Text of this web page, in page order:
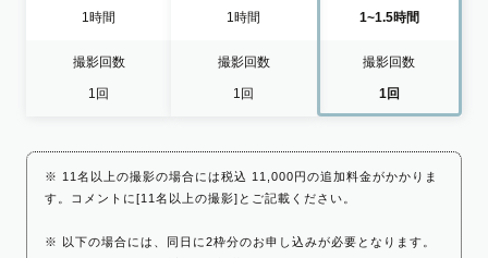
1時間
撮影回数
1回
1時間
撮影回数
1回
1~1.5時間
撮影回数
1回
※ 11名以上の撮影の場合には税込 11,000円の追加料金がかかりま
す。コメントに[11名以上の撮影]とご記載ください。
※ 以下の場合には、同日に2枠分のお申し込みが必要となります。